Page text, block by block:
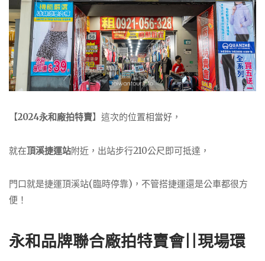
【2024永和廠拍特賣】這次的位置相當好，
就在頂溪捷運站附近，出站步行210公尺即可抵達，
門口就是捷運頂溪站(臨時停靠)，不管搭捷運還是公車都很方
便！
永和品牌聯合廠拍特賣會||現場環